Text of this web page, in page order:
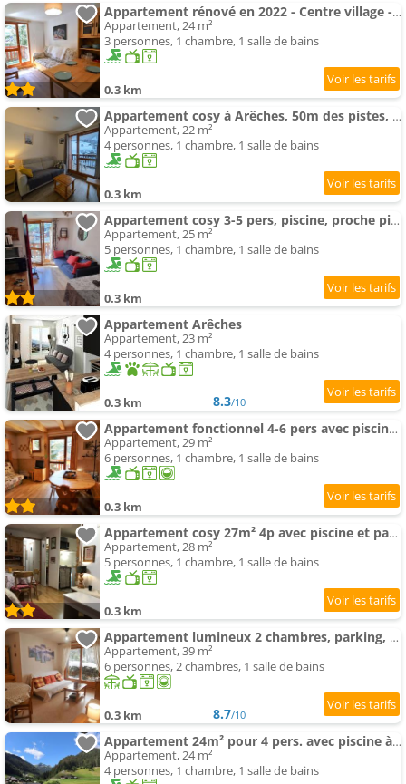
Appartement rénové en 2022 - Centre village - Piscine l'été - Classé 2 étoiles - F
Appartement, 24 m²
3 personnes, 1 chambre, 1 salle de bains
0.3 km
Appartement cosy à Arêches, 50m des pistes, terrasse ouest et piscine l'été - FR-1-342-249
Appartement, 22 m²
4 personnes, 1 chambre, 1 salle de bains
0.3 km
Appartement cosy 3-5 pers, piscine, proche pistes, centre village - FR-1-342-282
Appartement, 25 m²
5 personnes, 1 chambre, 1 salle de bains
0.3 km
Appartement Arêches
Appartement, 23 m²
4 personnes, 1 chambre, 1 salle de bains
0.3 km 8.3/10
Appartement fonctionnel 4-6 pers avec piscine, TV, lave-vaisselle et balcon à Arêches-Beaufort - FR-
Appartement, 29 m²
6 personnes, 1 chambre, 1 salle de bains
0.3 km
Appartement cosy 27m² 4p avec piscine et parking à Arêches-Beaufort - FR-1-342-144
Appartement, 28 m²
5 personnes, 1 chambre, 1 salle de bains
0.3 km
Appartement lumineux 2 chambres, parking, terrasse, proche commerces et pistes à Arêches-Beaufort -
Appartement, 39 m²
6 personnes, 2 chambres, 1 salle de bains
0.3 km 8.7/10
Appartement 24m² pour 4 pers. avec piscine à Arêches-Beaufort - FR-1-342-252
Appartement, 24 m²
4 personnes, 1 chambre, 1 salle de bains